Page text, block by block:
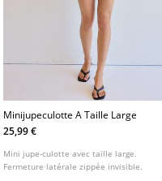
Minijupeculotte A Taille Large
25,99 €
Mini jupe-culotte avec taille large.
Fermeture latérale zippée invisible.